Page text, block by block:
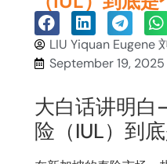
LIU Yiquan Eugene
September 19, 2025
大白话讲明
险（IUL）到